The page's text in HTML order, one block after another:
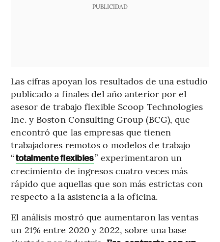
PUBLICIDAD
Las cifras apoyan los resultados de una estudio
publicado a finales del año anterior por el
asesor de trabajo flexible Scoop Technologies
Inc. y Boston Consulting Group (BCG), que
encontró que las empresas que tienen
trabajadores remotos o modelos de trabajo
“totalmente flexibles” experimentaron un
crecimiento de ingresos cuatro veces más
rápido que aquellas que son más estrictas con
respecto a la asistencia a la oficina.
El análisis mostró que aumentaron las ventas
un 21% entre 2020 y 2022, sobre una base